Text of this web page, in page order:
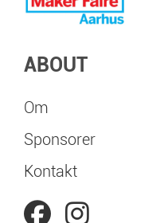
ABOUT
Om
Sponsorer
Kontakt